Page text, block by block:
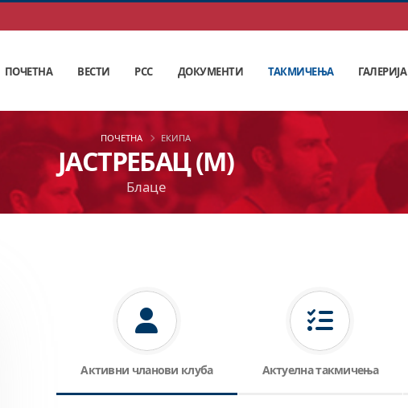
ПОЧЕТНА ВЕСТИ РСС ДОКУМЕНТИ ТАКМИЧЕЊА ГАЛЕРИЈА
ЈАСТРЕБАЦ (М)
Блаце
ПОЧЕТНА ЕКИПА
Активни чланови клуба Актуелна такмичења